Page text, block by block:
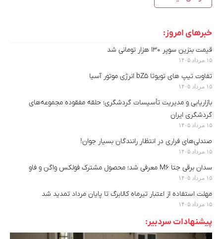
خبرهای امروز:
قیمت بنزین سوپر ۱۳۰ هزار تومانی شد
۱۵ مرداد ۱۴۰۵
تفاوت تیپ های تویوتا bZ5 انرژی موتور آسیا
۱۵ مرداد ۱۴۰۵
بازاریابی و مدیریت تأسیسات گردشگری؛ حلقه مفقوده مجموعه‌های
گردشگری ایران
۱۵ مرداد ۱۴۰۵
صندلی‌های فراری در انتظار رانندگان بسیار جوان!
۱۵ مرداد ۱۴۰۵
سدان برقی جتا M6 معرفی شد؛ محصول مشترک فولکس واگن و فاو
۱۵ مرداد ۱۴۰۵
مهلت استفاده از اعتبار تیرماه کالابرگ تا پایان مرداد تمدید شد
۱۵ مرداد ۱۴۰۵
پیشنهادات سردبیر: